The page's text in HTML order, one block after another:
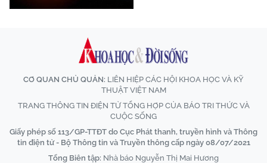
CƠ QUAN CHỦ QUẢN: LIÊN HIỆP CÁC HỘI KHOA HỌC VÀ KỸ
THUẬT VIỆT NAM
TRANG THÔNG TIN ĐIỆN TỬ TỔNG HỢP CỦA BÁO TRI THỨC VÀ
CUỘC SỐNG
Giấy phép số 113/GP-TTĐT do Cục Phát thanh, truyền hình và Thông
tin điện tử - Bộ Thông tin và Truyền thông cấp ngày 08/07/2021
Tổng Biên tập: Nhà báo Nguyễn Thị Mai Hương